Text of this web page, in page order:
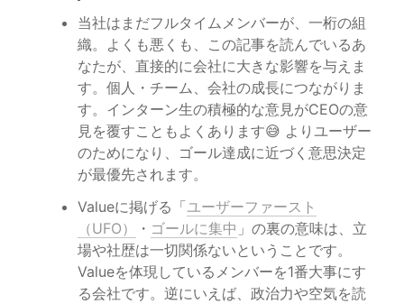
当社はまだフルタイムメンバーが、一桁の組
織。よくも悪くも、この記事を読んでいるあ
なたが、直接的に会社に大きな影響を与えま
す。個人・チーム、会社の成長につながりま
す。インターン生の積極的な意見がCEOの意
見を覆すこともよくあります😅 よりユーザー
のためになり、ゴール達成に近づく意思決定
が最優先されます。
Valueに掲げる「ユーザーファースト
（UFO）
・ ゴールに集中 」の裏の意味は、立
場や社歴は一切関係ないということです。
Valueを体現しているメンバーを1番大事にす
る会社です。逆にいえば、政治力や空気を読